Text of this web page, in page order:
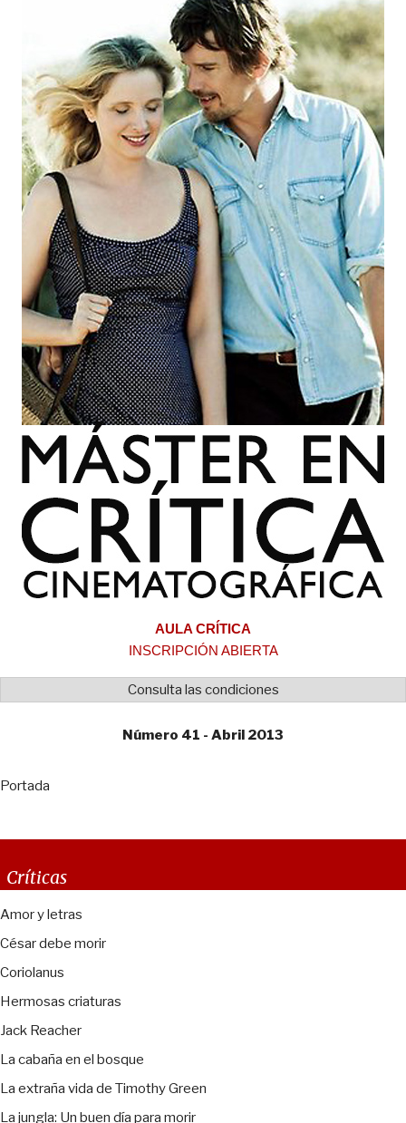
AULA CRÍTICA
INSCRIPCIÓN ABIERTA
Consulta las condiciones
Número 41 - Abril 2013
Portada
Críticas
Amor y letras
César debe morir
Coriolanus
Hermosas criaturas
Jack Reacher
La cabaña en el bosque
La extraña vida de Timothy Green
La jungla: Un buen día para morir